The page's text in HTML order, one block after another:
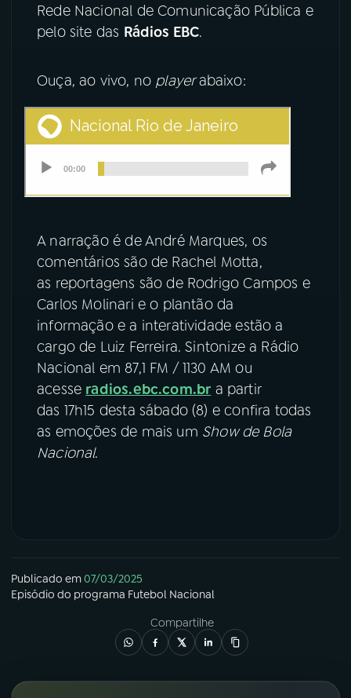
Rede Nacional de Comunicação Pública e
pelo site das Rádios EBC.
Ouça, ao vivo, no playerabaixo:
A narração é de André Marques, os
comentários são de Rachel Motta,
as reportagens são de Rodrigo Campos e
Carlos Molinari e o plantão da
informação e a interatividade estão a
cargo de Luiz Ferreira. Sintonize a Rádio
Nacional em 87,1 FM / 1130 AM ou
acesse radios.ebc.com.br a partir
das 17h15 desta sábado (8) e confira todas
as emoções de mais um Show de Bola
Nacional.
Publicado em07/03/2025
Episódio do programa Futebol Nacional
Compartilhe